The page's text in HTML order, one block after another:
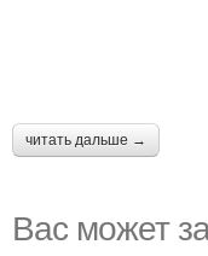
читать дальше →
Вас может